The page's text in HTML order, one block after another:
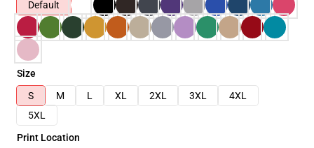
Default
Size
S
M L XL 2XL 3XL
4XL
5XL
Print Location